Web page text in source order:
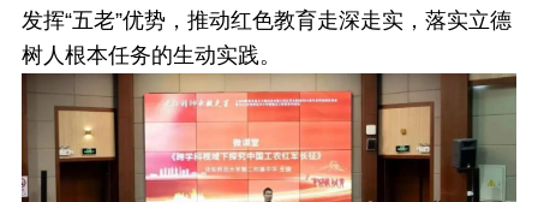
发挥“五老”优势，推动红色教育走深走实，落实立德
树人根本任务的生动实践。